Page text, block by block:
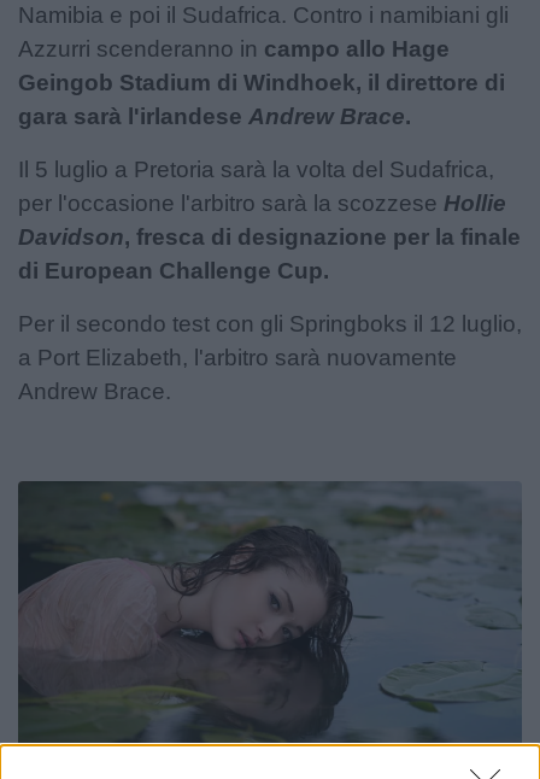
Namibia e poi il Sudafrica. Contro i namibiani gli
Azzurri scenderanno in campo allo Hage
Geingob Stadium di Windhoek, il direttore di
gara sarà l'irlandese Andrew Brace.
Il 5 luglio a Pretoria sarà la volta del Sudafrica,
per l'occasione l'arbitro sarà la scozzese Hollie
Davidson, fresca di designazione per la finale
di European Challenge Cup.
Per il secondo test con gli Springboks il 12 luglio,
a Port Elizabeth, l'arbitro sarà nuovamente
Andrew Brace.